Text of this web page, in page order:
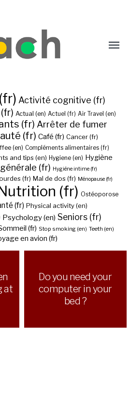
Activité cognitive (fr)
Actual (en) Actuel (fr) Air Travel (en)
(fr) Arrêter de fumer
(fr) Café (fr) Cancer (fr)
(en) Compléments alimentaires (fr)
and tips (en) Hygiene (en) Hygiène
(fr) Hygiène intime (fr)
(fr) Mal de dos (fr) Ménopause (fr)
(fr) Ostéoporose
(fr) Physical activity (en)
Psychology (en) Seniors (fr)
(fr) Stop smoking (en) Teeth (en)
en avion (fr)
at
Do you need your
computer in your
bed ?